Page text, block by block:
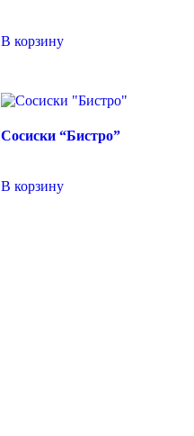
В корзину
Сосиски “Бистро”
В корзину